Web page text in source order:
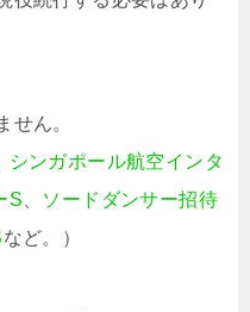
せん。
シンガポール航空インタ
S
ソードダンサー招待
など。）